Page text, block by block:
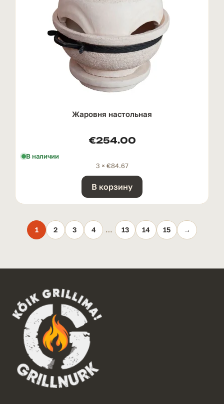
Жаровня настольная
€254.00
В наличии
3 × €84.67
В корзину
1 2 3 4 … 13 14 15 →